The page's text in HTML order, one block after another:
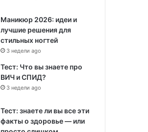
Маникюр 2026: идеи и
лучшие решения для
стильных ногтей
3 недели ago
Тест: Что вы знаете про
ВИЧ и СПИД?
3 недели ago
Тест: знаете ли вы все эти
факты о здоровье — или